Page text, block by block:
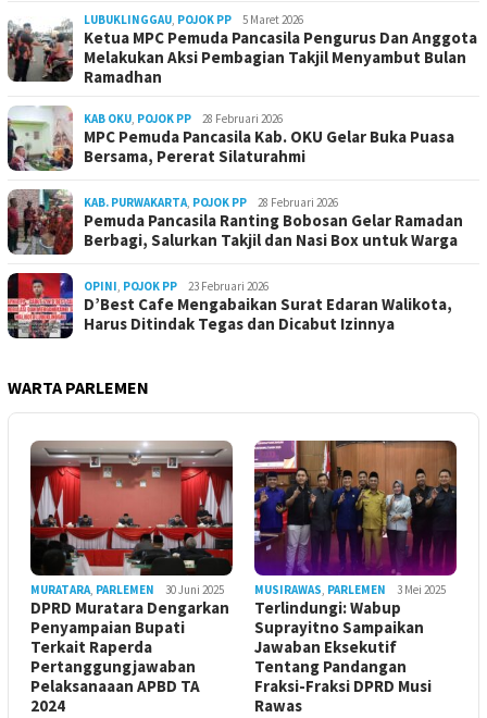
LUBUKLINGGAU, POJOK PP 5 Maret 2026
Ketua MPC Pemuda Pancasila Pengurus Dan Anggota
Melakukan Aksi Pembagian Takjil Menyambut Bulan
Ramadhan
KAB OKU, POJOK PP 28 Februari 2026
MPC Pemuda Pancasila Kab. OKU Gelar Buka Puasa
Bersama, Pererat Silaturahmi
KAB. PURWAKARTA, POJOK PP 28 Februari 2026
Pemuda Pancasila Ranting Bobosan Gelar Ramadan
Berbagi, Salurkan Takjil dan Nasi Box untuk Warga
OPINI, POJOK PP 23 Februari 2026
D’Best Cafe Mengabaikan Surat Edaran Walikota,
Harus Ditindak Tegas dan Dicabut Izinnya
WARTA PARLEMEN
MURATARA, PARLEMEN 30 Juni 2025
DPRD Muratara Dengarkan
Penyampaian Bupati
Terkait Raperda
Pertanggungjawaban
Pelaksanaaan APBD TA
2024
MUSIRAWAS, PARLEMEN 3 Mei 2025
Terlindungi: Wabup
Suprayitno Sampaikan
Jawaban Eksekutif
Tentang Pandangan
Fraksi-Fraksi DPRD Musi
Rawas